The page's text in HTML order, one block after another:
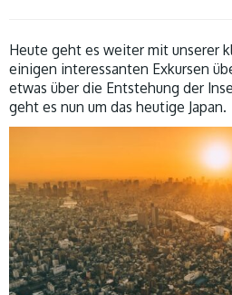
Heute geht es weiter mit unserer
einigen interessanten Exkursen
etwas über die Entstehung der
geht es nun um das heutige Japan.